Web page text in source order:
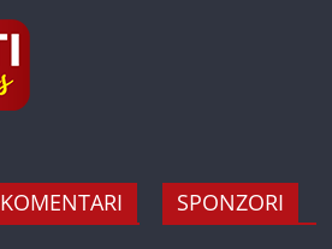
KOMENTARI SPONZORI